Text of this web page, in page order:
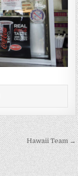
Hawaii Team →